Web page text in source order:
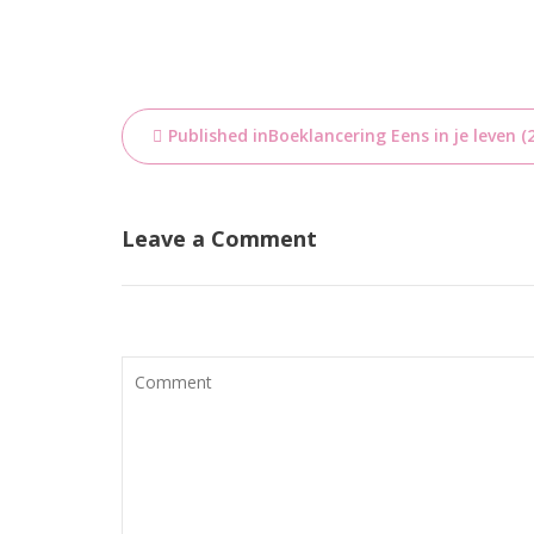
Bericht
navigatie
Published inBoeklancering Eens in je leven
Leave a Comment